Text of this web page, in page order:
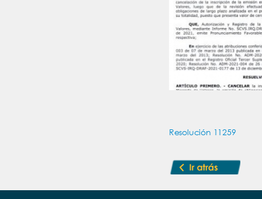
Resolución 11259